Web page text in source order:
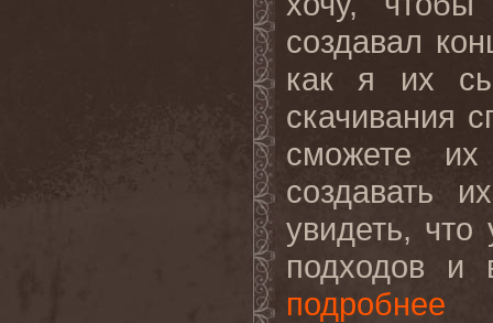
создавал
как я их
скачивания
сможете их
создавать
увидеть,
подходов
и
подробнее